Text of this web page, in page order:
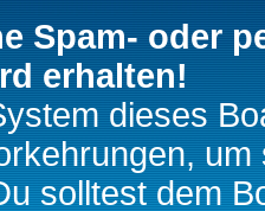
Spam- oder
erhalten!
dieses
solltest dem